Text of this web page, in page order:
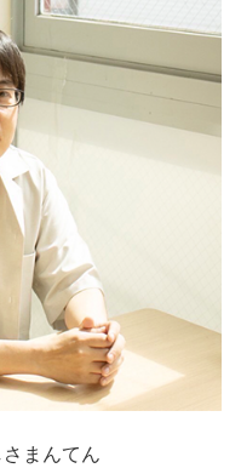
まんてん